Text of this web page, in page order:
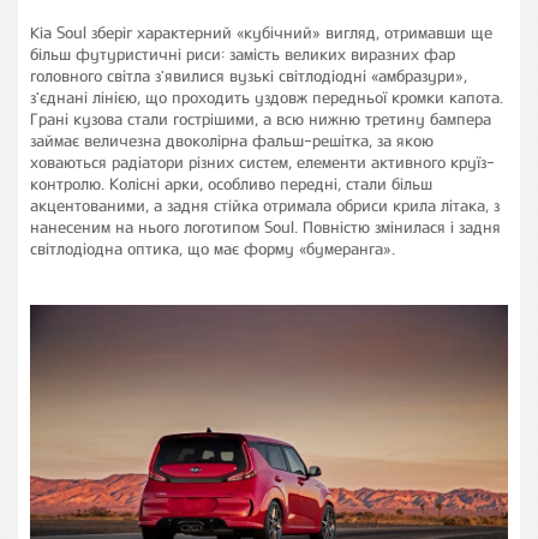
Kia Soul зберіг характерний «кубічний» вигляд, отримавши ще
більш футуристичні риси: замість великих виразних фар
головного світла з'явилися вузькі світлодіодні «амбразури»,
з'єднані лінією, що проходить уздовж передньої кромки капота.
Грані кузова стали гострішими, а всю нижню третину бампера
займає величезна двоколірна фальш-решітка, за якою
ховаються радіатори різних систем, елементи активного круїз-
контролю. Колісні арки, особливо передні, стали більш
акцентованими, а задня стійка отримала обриси крила літака, з
нанесеним на нього логотипом Soul. Повністю змінилася і задня
світлодіодна оптика, що має форму «бумеранга».